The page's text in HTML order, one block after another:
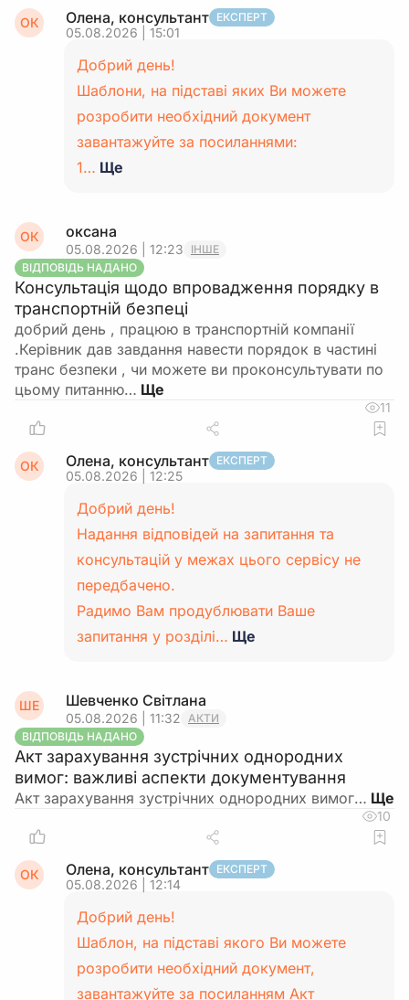
ОК Олена, консультант ЕКСПЕРТ
05.08.2026 | 15:01
Добрий день!
Шаблони, на підставі яких Ви можете
розробити необхідний документ
завантажуйте за посиланнями:
1… Ще
ОК оксана
05.08.2026 | 12:23
ІНШЕ
ВІДПОВІДЬ НАДАНО
Консультація щодо впровадження порядку в
транспортній безпеці
добрий день , працюю в транспортній компанії
.Керівник дав завдання навести порядок в частині
транс безпеки , чи можете ви проконсультувати по
цьому питанню…
11
ОК Олена, консультант ЕКСПЕРТ
05.08.2026 | 12:25
Добрий день!
Надання відповідей на запитання та
консультацій у межах цього сервісу не
передбачено.
Радимо Вам продублювати Ваше
запитання у розділі… Ще
ШЕ Шевченко Світлана
05.08.2026 | 11:32 АКТИ
ВІДПОВІДЬ НАДАНО
Акт зарахування зустрічних однородних
вимог: важливі аспекти документування
Акт зарахування зустрічних однородних вимог…
10
ОК Олена, консультант ЕКСПЕРТ
05.08.2026 | 12:14
Добрий день!
Шаблон, на підставі якого Ви можете
розробити необхідний документ,
завантажуйте за посиланням Акт